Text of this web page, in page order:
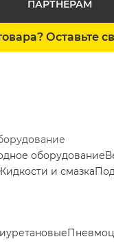
ПАРТНЕРАМ
Оставьте
оборудование
и смазка